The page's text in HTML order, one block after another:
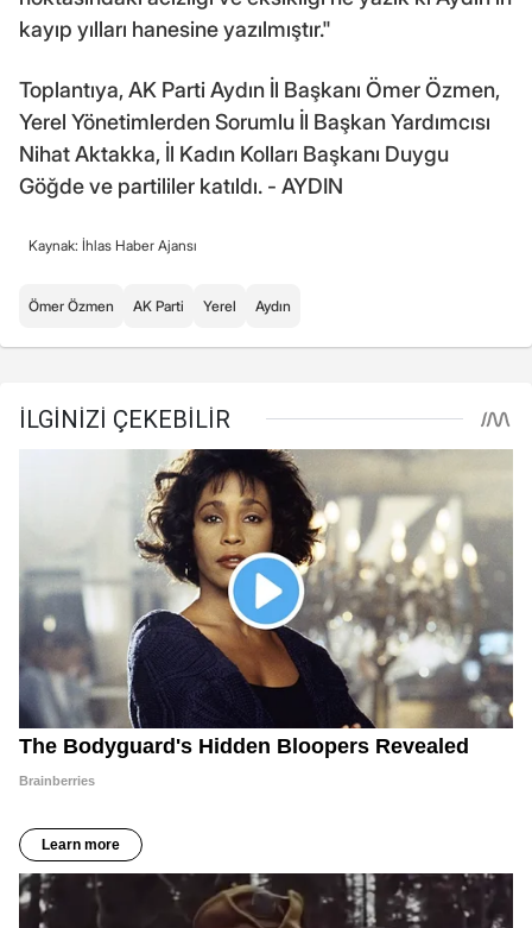
kayıp yılları hanesine yazılmıştır."
Toplantıya, AK Parti Aydın İl Başkanı Ömer Özmen,
Yerel Yönetimlerden Sorumlu İl Başkan Yardımcısı
Nihat Aktakka, İl Kadın Kolları Başkanı Duygu
Göğde ve partililer katıldı. - AYDIN
Kaynak: İhlas Haber Ajansı
Ömer Özmen AK Parti Yerel Aydın